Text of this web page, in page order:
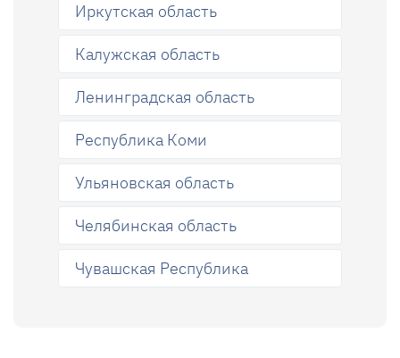
Иркутская область
Калужская область
Ленинградская область
Республика Коми
Ульяновская область
Челябинская область
Чувашская Республика